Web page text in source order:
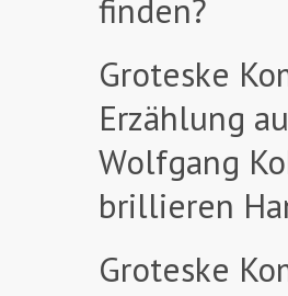
finden?
Groteske
Erzählung
Wolfgang
brillieren
Groteske